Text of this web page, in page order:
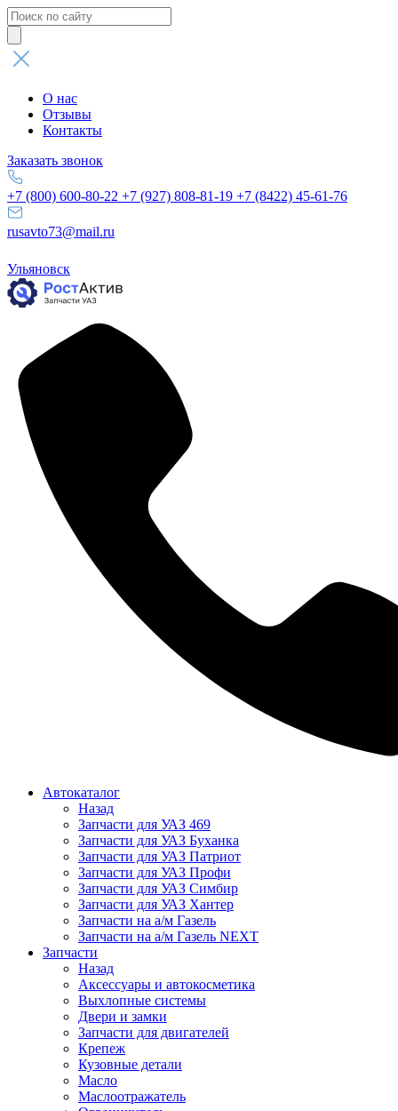
Поиск
товаров
О нас
Отзывы
Контакты
Заказать звонок
+7 (800) 600-80-22 +7 (927) 808-81-19 +7 (8422) 45-61-76
rusavto73@mail.ru
Ульяновск
Автокаталог
Назад
Запчасти для УАЗ 469
Запчасти для УАЗ Буханка
Запчасти для УАЗ Патриот
Запчасти для УАЗ Профи
Запчасти для УАЗ Симбир
Запчасти для УАЗ Хантер
Запчасти на а/м Газель
Запчасти на а/м Газель NEXT
Запчасти
Назад
Аксессуары и автокосметика
Выхлопные системы
Двери и замки
Запчасти для двигателей
Крепеж
Кузовные детали
Масло
Маслоотражатель